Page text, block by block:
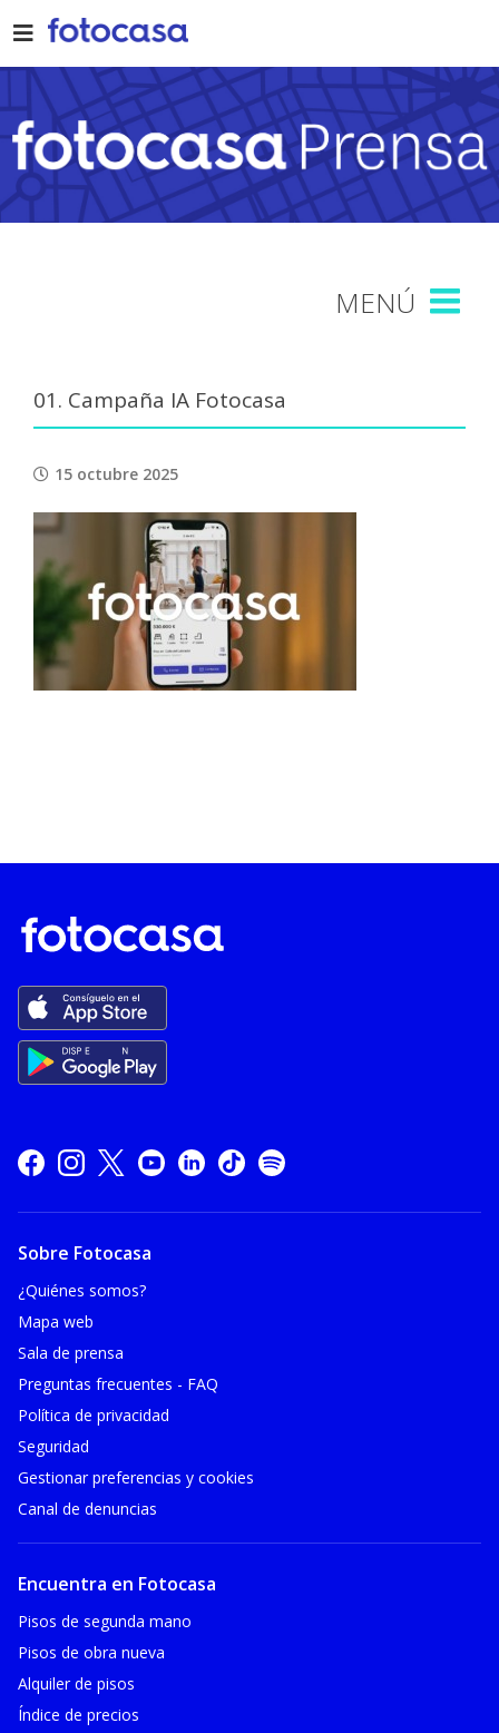
to
content
01. Campaña IA Fotocasa
15 octubre 2025
Sobre Fotocasa
¿Quiénes somos?
Mapa web
Sala de prensa
Preguntas frecuentes - FAQ
Política de privacidad
Seguridad
Gestionar preferencias y cookies
Canal de denuncias
Encuentra en Fotocasa
Pisos de segunda mano
Pisos de obra nueva
Alquiler de pisos
Índice de precios